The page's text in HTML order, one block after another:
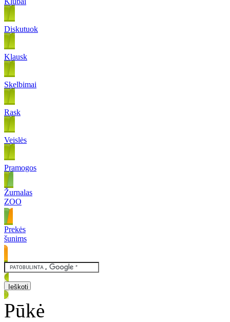
Diskutuok
Klausk
Skelbimai
Rask
Veislės
Pramogos
Žurnalas
ZOO
Prekės
šunims
Pūkė